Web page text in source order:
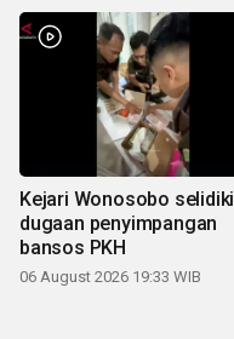
Kejari Wonosobo selidiki
dugaan penyimpangan
bansos PKH
06 August 2026 19:33 WIB